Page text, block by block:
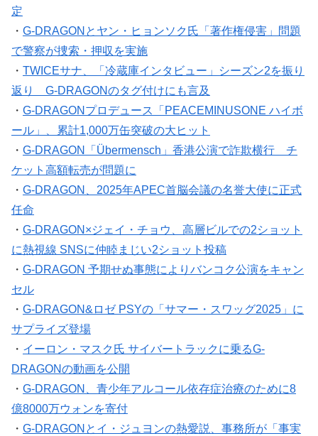
定
・ G-DRAGONとヤン・ヒョンソク氏「著作権侵害」問題
で警察が捜索・押収を実施
・ TWICEサナ、「冷蔵庫インタビュー」シーズン2を振り
返り G-DRAGONのタグ付けにも言及
・ G-DRAGONプロデュース「PEACEMINUSONE ハイボ
ール」、累計1,000万缶突破の大ヒット
・ G-DRAGON「Übermensch」香港公演で詐欺横行 チ
ケット高額転売が問題に
・ G-DRAGON、2025年APEC首脳会議の名誉大使に正式
任命
・ G-DRAGON×ジェイ・チョウ、高層ビルでの2ショット
に熱視線 SNSに仲睦まじい2ショット投稿
・ G-DRAGON 予期せぬ事態によりバンコク公演をキャン
セル
・ G-DRAGON&ロゼ PSYの「サマー・スワッグ2025」に
サプライズ登場
・ イーロン・マスク氏 サイバートラックに乗るG-
DRAGONの動画を公開
・ G-DRAGON、青少年アルコール依存症治療のために8
億8000万ウォンを寄付
・ G-DRAGONとイ・ジュヨンの熱愛説、事務所が「事実